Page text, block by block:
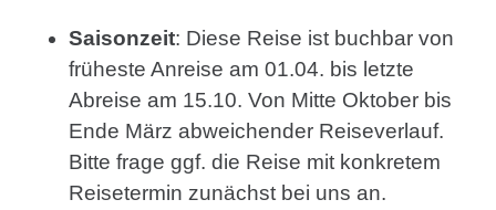
Saisonzeit: Diese Reise ist buchbar von
früheste Anreise am 01.04. bis letzte
Abreise am 15.10. Von Mitte Oktober bis
Ende März abweichender Reiseverlauf.
Bitte frage ggf. die Reise mit konkretem
Reisetermin zunächst bei uns an.